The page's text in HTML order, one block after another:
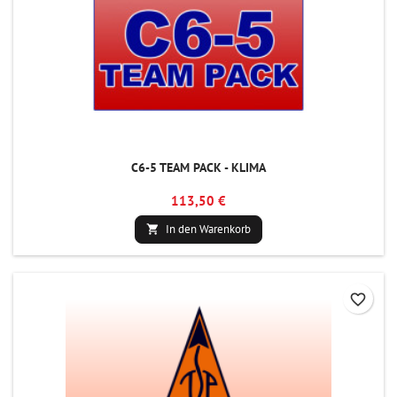
C6-5 TEAM PACK - KLIMA
113,50 €
 In den Warenkorb
favorite_border